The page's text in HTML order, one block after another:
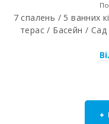
7 спалень / 5 ванних
терас / Басейн / Сад
+